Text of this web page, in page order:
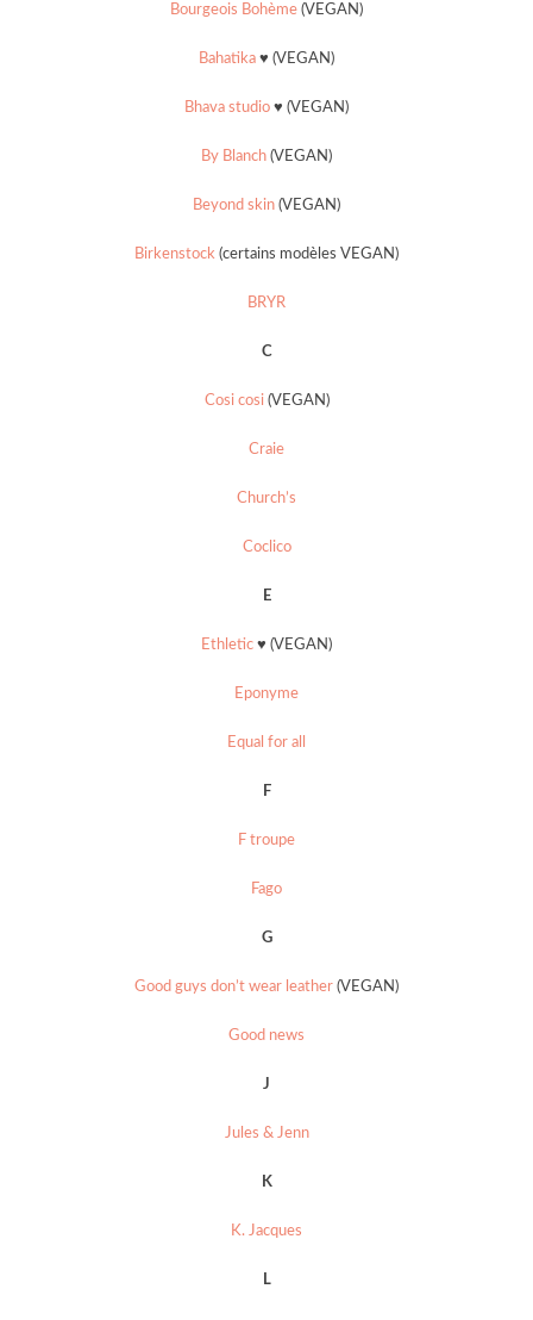
Bourgeois Bohème (VEGAN)
Bahatika ♥ (VEGAN)
Bhava studio ♥ (VEGAN)
By Blanch (VEGAN)
Beyond skin (VEGAN)
Birkenstock (certains modèles VEGAN)
BRYR
C
Cosi cosi(VEGAN)
Craie
Church’s
Coclico
E
Ethletic ♥ (VEGAN)
Eponyme
Equal for all
F
F troupe
Fago
G
Good guys don’t wear leather (VEGAN)
Good news
J
Jules & Jenn
K
K. Jacques
L